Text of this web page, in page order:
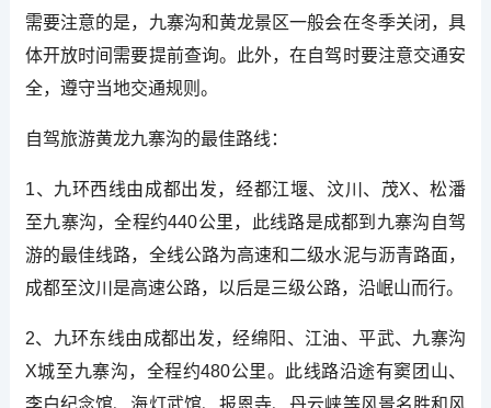
需要注意的是，九寨沟和黄龙景区一般会在冬季关闭，具
体开放时间需要提前查询。此外，在自驾时要注意交通安
全，遵守当地交通规则。
自驾旅游黄龙九寨沟的最佳路线：
1、九环西线由成都出发，经都江堰、汶川、茂X、松潘
至九寨沟，全程约440公里，此线路是成都到九寨沟自驾
游的最佳线路，全线公路为高速和二级水泥与沥青路面，
成都至汶川是高速公路，以后是三级公路，沿岷山而行。
2、九环东线由成都出发，经绵阳、江油、平武、九寨沟
X城至九寨沟，全程约480公里。此线路沿途有窦团山、
李白纪念馆、海灯武馆、报恩寺、丹云峡等风景名胜和风